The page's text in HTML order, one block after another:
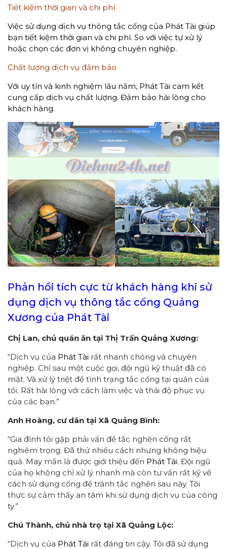
Tiết kiệm thời gian và chi phí
Việc sử dụng dịch vụ thông tắc cống của Phát Tài giúp
bạn tiết kiệm thời gian và chi phí. So với việc tự xử lý
hoặc chọn các đơn vị không chuyên nghiệp.
Chất lượng dịch vụ đảm bảo
Với uy tín và kinh nghiệm lâu năm, Phát Tài cam kết
cung cấp dịch vụ chất lượng. Đảm bảo hài lòng cho
khách hàng.
Phản hồi tích cực từ khách hàng khi sử
dụng dịch vụ thông tắc cống Quảng
Xương của Phát Tài
Chị Lan, chủ quán ăn tại Thị Trấn Quảng Xương:
“Dịch vụ của Phát Tài rất nhanh chóng và chuyên
nghiệp. Chỉ sau một cuộc gọi, đội ngũ kỹ thuật đã có
mặt. Và xử lý triệt để tình trạng tắc cống tại quán của
tôi. Rất hài lòng với cách làm việc và thái độ phục vụ
của các bạn.”
Anh Hoàng, cư dân tại Xã Quảng Bình:
“Gia đình tôi gặp phải vấn đề tắc nghẽn cống rất
nghiêm trọng. Đã thử nhiều cách nhưng không hiệu
quả. May mắn là được giới thiệu đến Phát Tài. Đội ngũ
của họ không chỉ xử lý nhanh mà còn tư vấn rất kỹ về
cách sử dụng cống để tránh tắc nghẽn sau này. Tôi
thực sự cảm thấy an tâm khi sử dụng dịch vụ của công
ty.”
Chú Thành, chủ nhà trọ tại Xã Quảng Lộc:
“Dịch vụ của Phát Tài rất đáng tin cậy. Tôi đã sử dụng